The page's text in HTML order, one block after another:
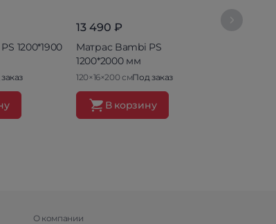
1200*1900
13 490 ₽
Матрас Bambi PS
1200*2000 мм
120×16×200 смПод заказ
В корзину
О компании